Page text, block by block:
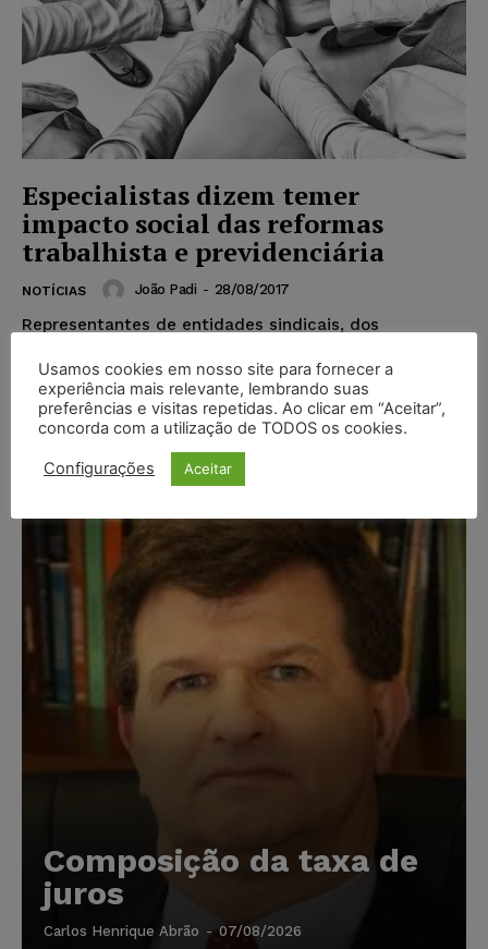
Especialistas dizem temer
impacto social das reformas
trabalhista e previdenciária
NOTÍCIAS João Padi - 28/08/2017
Representantes de entidades sindicais, dos
debateram na Comissão de Direitos Humanos (CDH)
as consequências da entrada em vigor...
Popular
Composição da taxa de
juros
Carlos Henrique Abrão - 07/08/2026
Usamos cookies em nosso site para fornecer a
experiência mais relevante, lembrando suas
preferências e visitas repetidas. Ao clicar em “Aceitar”,
concorda com a utilização de TODOS os cookies.
Configurações Aceitar